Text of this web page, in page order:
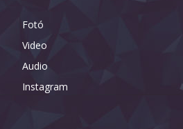
Fotó
Video
Audio
Instagram